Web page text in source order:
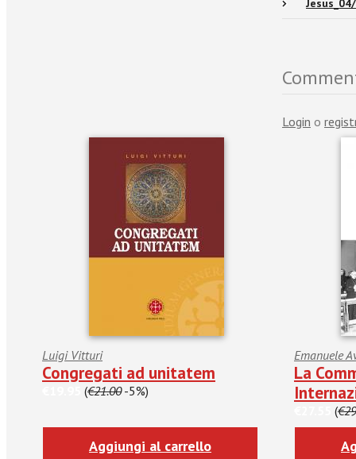
Login o
Luigi Vitturi
Congregati ad unitatem
(€21.00-5%)
Aggiungi al carrello
Emanuele
La
(